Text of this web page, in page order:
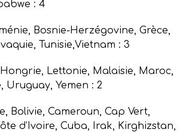
: 4
Bosnie-Herzégovine, Grèce,
Tunisie,Vietnam : 3
Lettonie, Malaisie, Maroc,
Uruguay, Yemen : 2
Bolivie, Cameroun, Cap Vert,
d’Ivoire, Cuba, Irak, Kirghizstan,